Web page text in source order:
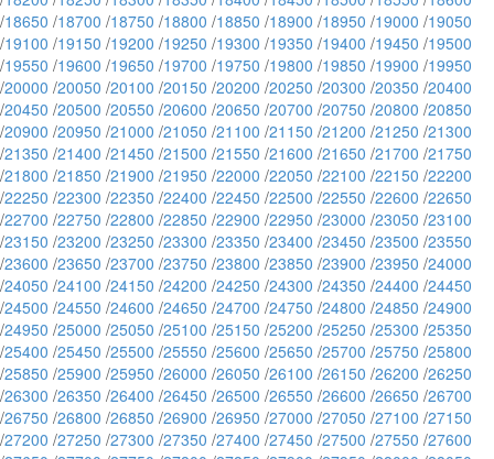
/18650 /18700 /18750 /18800 /18850 /18900 /18950 /19000 /19050
/19100 /19150 /19200 /19250 /19300 /19350 /19400 /19450 /19500
/19550 /19600 /19650 /19700 /19750 /19800 /19850 /19900 /19950
/20000 /20050 /20100 /20150 /20200 /20250 /20300 /20350 /20400
/20450 /20500 /20550 /20600 /20650 /20700 /20750 /20800 /20850
/20900 /20950 /21000 /21050 /21100 /21150 /21200 /21250 /21300
/21350 /21400 /21450 /21500 /21550 /21600 /21650 /21700 /21750
/21800 /21850 /21900 /21950 /22000 /22050 /22100 /22150 /22200
/22250 /22300 /22350 /22400 /22450 /22500 /22550 /22600 /22650
/22700 /22750 /22800 /22850 /22900 /22950 /23000 /23050 /23100
/23150 /23200 /23250 /23300 /23350 /23400 /23450 /23500 /23550
/23600 /23650 /23700 /23750 /23800 /23850 /23900 /23950 /24000
/24050 /24100 /24150 /24200 /24250 /24300 /24350 /24400 /24450
/24500 /24550 /24600 /24650 /24700 /24750 /24800 /24850 /24900
/24950 /25000 /25050 /25100 /25150 /25200 /25250 /25300 /25350
/25400 /25450 /25500 /25550 /25600 /25650 /25700 /25750 /25800
/25850 /25900 /25950 /26000 /26050 /26100 /26150 /26200 /26250
/26300 /26350 /26400 /26450 /26500 /26550 /26600 /26650 /26700
/26750 /26800 /26850 /26900 /26950 /27000 /27050 /27100 /27150
/27200 /27250 /27300 /27350 /27400 /27450 /27500 /27550 /27600